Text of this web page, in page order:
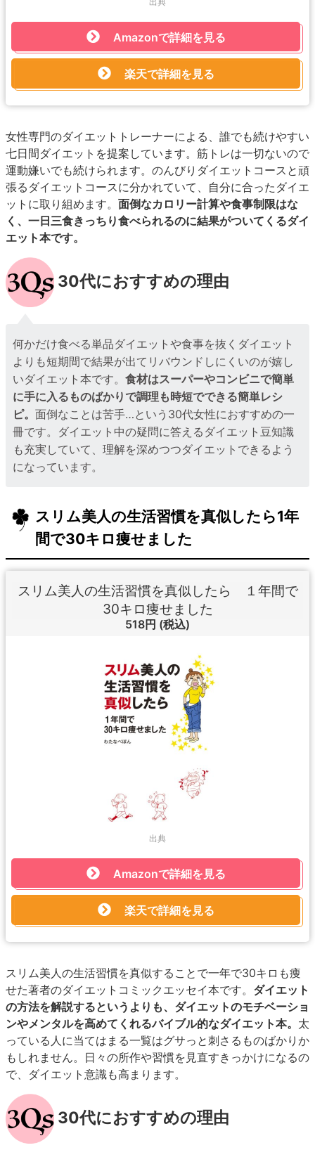
Amazonで詳細を見る
楽天で詳細を見る
女性専門のダイエットトレーナーによる、誰でも続けやすい
七日間ダイエットを提案しています。筋トレは一切ないので
運動嫌いでも続けられます。のんびりダイエットコースと頑
張るダイエットコースに分かれていて、自分に合ったダイエ
ットに取り組めます。 面倒なカロリー計算や食事制限はな
く、一日三食きっちり食べられるのに結果がついてくるダイ
エット本です。
30代におすすめの理由
何かだけ食べる単品ダイエットや食事を抜くダイエット
よりも短期間で結果が出てリバウンドしにくいのが嬉し
いダイエット本です。食材はスーパーやコンビニで簡単
に手に入るものばかりで調理も時短でできる簡単レシ
ピ。面倒なことは苦手…という30代女性におすすめの一
冊です。ダイエット中の疑問に答えるダイエット豆知識
も充実していて、理解を深めつつダイエットできるよう
になっています。
スリム美人の生活習慣を真似したら1年
間で30キロ痩せました
スリム美人の生活習慣を真似したら １年間で
30キロ痩せました
518円 (税込)
出典
Amazonで詳細を見る
楽天で詳細を見る
スリム美人の生活習慣を真似することで一年で30キロも痩
せた著者のダイエットコミックエッセイ本です。 ダイエット
の方法を解説するというよりも、ダイエットのモチベーショ
ンやメンタルを高めてくれるバイブル的なダイエット本。 太
っている人に当てはまる一覧はグサっと刺さるものばかりか
もしれません。日々の所作や習慣を見直すきっかけになるの
で、ダイエット意識も高まります。
30代におすすめの理由